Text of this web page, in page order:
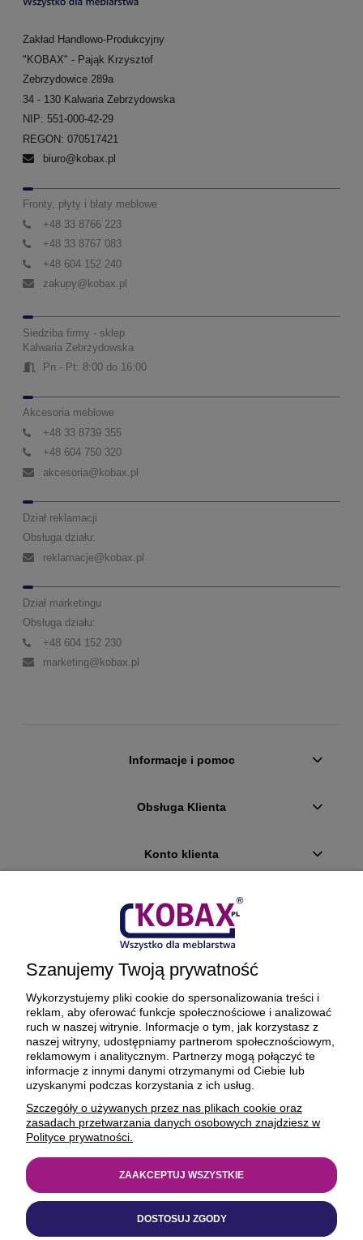
Zakład Handlowo-Produkcyjny
"KOBAX" - Pająk Krzysztof
Zebrzydowice 289a
34 - 130 Kalwaria Zebrzydowska
NIP: 551-000-42-29
REGON: 070517421
biuro@kobax.pl
Fronty, płyty i blaty meblowe
+48 33 8766 223
+48 33 8767 083
+48 604 152 240
zakupy@kobax.pl
Siedziba firmy - sklep
Kalwaria Zebrzydowska
Pn - Pt: 8:00 do 16:00
Akcesoria meblowe
+48 33 8739 355
+48 604 750 320
akcesoria@kobax.pl
Dział reklamacji
Obsługa działu:
reklamacje@kobax.pl
Dział marketingu
Obsługa działu:
+48 604 152 230
marketing@kobax.pl
Informacje i pomoc
Obsługa Klienta
Konto klienta
Płatności i dostawa
Ciekawostki
O firmie
BEZPIECZNE PŁATNOŚCI ORAZ DOSTAWA
Realizacja
https://xeniadesign.pl/| Sklep
Szanujemy Twoją prywatność
Wykorzystujemy pliki cookie do spersonalizowania treści i
reklam, aby oferować funkcje społecznościowe i analizować
ruch w naszej witrynie. Informacje o tym, jak korzystasz z
naszej witryny, udostępniamy partnerom społecznościowym,
reklamowym i analitycznym. Partnerzy mogą połączyć te
informacje z innymi danymi otrzymanymi od Ciebie lub
uzyskanymi podczas korzystania z ich usług.
Szczegóły o używanych przez nas plikach cookie oraz
zasadach przetwarzania danych osobowych znajdziesz w
Polityce prywatności.
DOSTOSUJ ZGODY
ZAAKCEPTUJ WSZYSTKIE